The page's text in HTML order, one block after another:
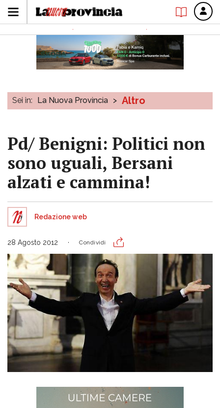
Sei in: La Nuova Provincia > Altro
Pd/ Benigni: Politici non
sono uguali, Bersani
alzati e cammina!
Redazione web
28 Agosto 2012 Condividi